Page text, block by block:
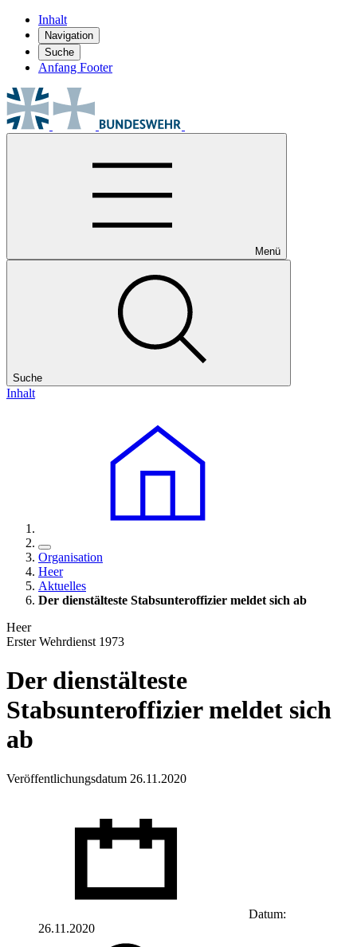
Inhalt
Navigation
Suche
Anfang Footer
Menü
Suche
Inhalt
Organisation
Heer
Aktuelles
Der dienstälteste Stabsunteroffizier meldet sich ab
Heer
Erster Wehrdienst 1973
Der dienstälteste
Stabsunteroffizier meldet sich
ab
Veröffentlichungsdatum 26.11.2020
Datum:
26.11.2020